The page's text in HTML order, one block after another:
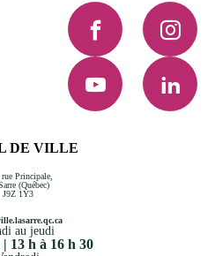
DE VILLE
Principale,
(Québec)
J9Z 1Y3
au jeudi
13 h à 16 h 30
Facebook
YouTube